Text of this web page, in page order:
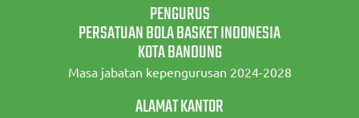
PENGURUS
PERSATUAN BOLA BASKET INDONESIA
KOTA BANDUNG
Masa jabatan kepengurusan 2024-2028
ALAMAT KANTOR